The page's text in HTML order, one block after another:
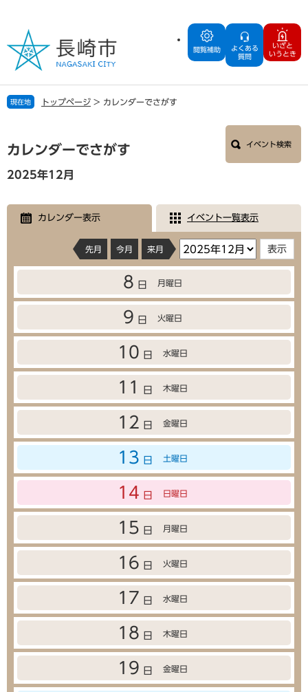
の
で
す
ー
ば
し
文
閲覧補助
よくある
質問
いざと
いうとき
現在地 トップページ > カレンダーでさがす
文
カレンダーでさがす イベント検索
2025年12月
カレンダー表示 イベント一覧表示
先月 今月 来月
8 日 月曜日
9 日 火曜日
10 日 水曜日
11 日 木曜日
12 日 金曜日
13 日 土曜日
14 日 日曜日
15 日 月曜日
16 日 火曜日
17 日 水曜日
18 日 木曜日
19 日 金曜日